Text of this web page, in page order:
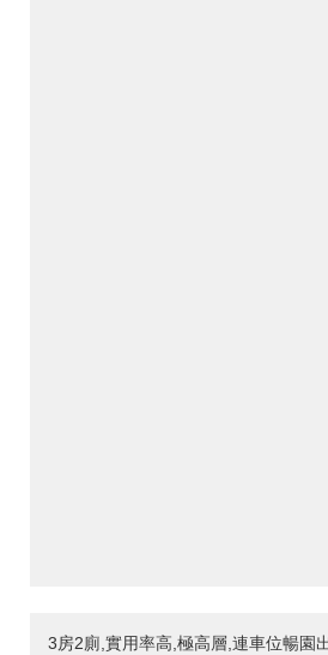
3房2廁,實用率高,極高層,連車位暢園